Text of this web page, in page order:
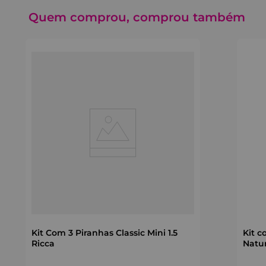
Quem comprou, comprou também
Kit Com 3 Piranhas Classic Mini 1.5
Ricca
Kit